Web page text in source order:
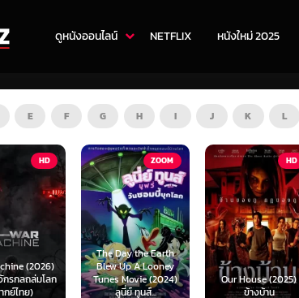
ดูหนังออนไลน์ NETFLIX หนังใหม่ 2025
E F G H I J K L
ZOOM
The Day the Earth
Blew Up A Looney
Tunes Movie (2024)
ลูนี่ย์ ทูนส์...
Our House (2025)
ข้างบ้าน
TV
Teach
(2026) อย่
สั่งส